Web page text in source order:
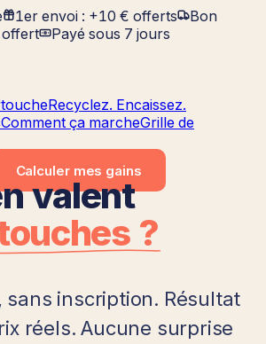
1er envoi : +10 € offerts
Bon
offert
Payé sous 7 jours
Recyclez. Encaissez.
Comment ça marcheGrille de
Calculermes gains
valent
?
sans inscription. Résultat
réels. Aucune surprise